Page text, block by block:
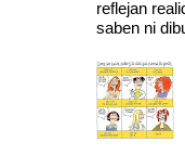
reflejan
saben ni